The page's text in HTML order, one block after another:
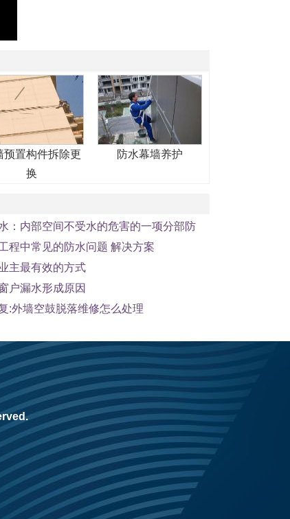
预置构件拆除更
换
防水幕墙养护
：内部空间不受水的危害的一项分部防
程中常见的防水问题 解决方案
主最有效的方式
户漏水形成原因
:外墙空鼓脱落维修怎么处理